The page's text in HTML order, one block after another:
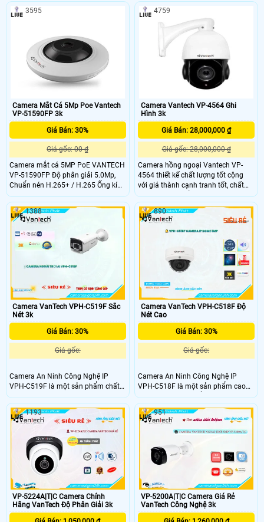
Camera Mắt Cá 5Mp Poe Vantech
VP-51590FP 3k
Giá Bán: 30%
Giá gốc: 00 ₫
Camera mắt cá 5MP PoE VANTECH
VP-51590FP Độ phân giải 5.0Mp,
Chuẩn nén H.265+ / H.265 Ống kính
1
3595
Camera Vantech VP-4564 Ghi
Hình 3k
Giá Bán: 28,000,000 ₫
Giá gốc: 28,000,000 ₫
Camera hồng ngoại Vantech VP-
4564 thiết kế chất lượng tốt cộng
với giá thành cạnh tranh tốt, chất
lượng sử dụng ổn định nên phù hợp
lắp đặt khu vực ngoài trời rộng lớn
cho công trình xây dựng, xí nghiệp,
kho bãi, bệnh viện, siêu thị, trung
tâm thương mại, v. v. v.
4759
Camera VanTech VPH-C519F Sắc
Nét 3k
Giá Bán: 30%
Giá gốc:
Camera An Ninh Công Nghệ IP
VPH-C519F là một sản phẩm chất
lượng cao, được thiết kế dựa trên
công nghệ tiên tiến nhất hiện nay.
Với độ phân giải Full HD, nó mang
đến hình ảnh sắc nét và chi tiết, cho
phép bạn giám sát an toàn tại cơ sở
của bạn
1388
Camera VanTech VPH-C518F Độ
Nét Cao
Giá Bán: 30%
Giá gốc:
Camera An Ninh Công Nghệ IP
VPH-C518F là một sản phẩm cao
cấp được thiết kế đểTin hơnan ninh
cho nhà ở, văn phòng và các không
gian công cộng. Với độ phân giải
cao 2MP, camera này cung cấp hình
ảnh sắc nét, chi tiết và chất lượng
cao. VPH-C518F là lựa chọn lý
tưởng để cải thiện an ninh cho mọi
môi trường
890
VP-5224A|T|C Camera Chính
Hãng VanTech Độ Phân Giải 3k
1193
VP-5200A|T|C Camera Giá Rẻ
VanTech Công Nghệ 3k
951